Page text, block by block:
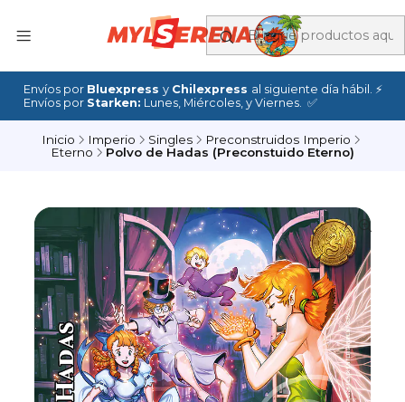
Envíos por Bluexpress y Chilexpress al siguiente día hábil. ⚡
Envíos por Starken: Lunes, Miércoles, y Viernes. ✅
Inicio Imperio Singles
Preconstruidos Imperio
Eterno
Polvo de Hadas (Preconstuido Eterno)